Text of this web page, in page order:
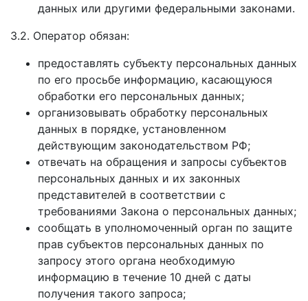
данных или другими федеральными законами.
3.2. Оператор обязан:
предоставлять субъекту персональных данных
по его просьбе информацию, касающуюся
обработки его персональных данных;
организовывать обработку персональных
данных в порядке, установленном
действующим законодательством РФ;
отвечать на обращения и запросы субъектов
персональных данных и их законных
представителей в соответствии с
требованиями Закона о персональных данных;
сообщать в уполномоченный орган по защите
прав субъектов персональных данных по
запросу этого органа необходимую
информацию в течение 10 дней с даты
получения такого запроса;